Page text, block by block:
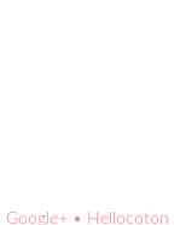
Blogueuse
séries télé, à la